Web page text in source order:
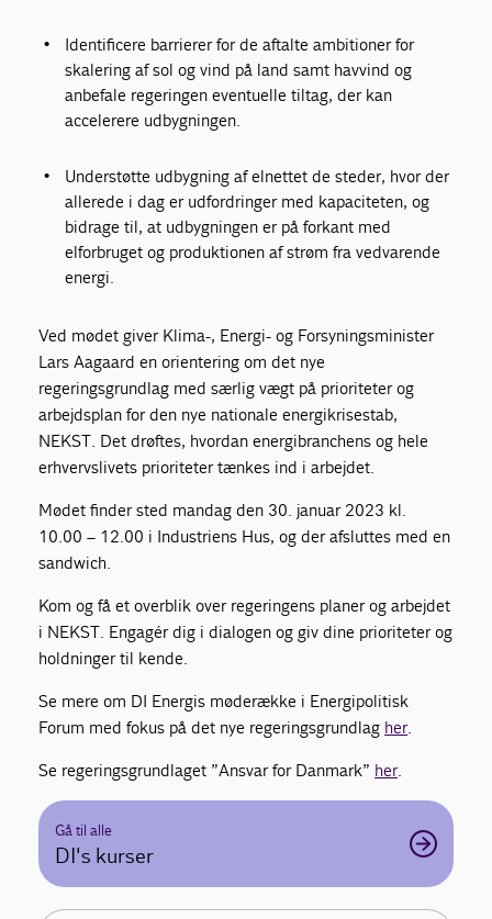
Identificere barrierer for de aftalte ambitioner for
skalering af sol og vind på land samt havvind og
anbefale regeringen eventuelle tiltag, der kan
accelerere udbygningen.
Understøtte udbygning af elnettet de steder, hvor der
allerede i dag er udfordringer med kapaciteten, og
bidrage til, at udbygningen er på forkant med
elforbruget og produktionen af strøm fra vedvarende
energi.
Ved mødet giver Klima-, Energi- og Forsyningsminister
Lars Aagaard en orientering om det nye
regeringsgrundlag med særlig vægt på prioriteter og
arbejdsplan for den nye nationale energikrisestab,
NEKST. Det drøftes, hvordan energibranchens og hele
erhvervslivets prioriteter tænkes ind i arbejdet.
Mødet finder sted mandag den 30. januar 2023 kl.
10.00 – 12.00 i Industriens Hus, og der afsluttes med en
sandwich.
Kom og få et overblik over regeringens planer og arbejdet
i NEKST. Engagér dig i dialogen og giv dine prioriteter og
holdninger til kende.
Se mere om DI Energis møderække i Energipolitisk
Forum med fokus på det nye regeringsgrundlag her.
Se regeringsgrundlaget ”Ansvar for Danmark” her.
Gå til alle
DI's kurser